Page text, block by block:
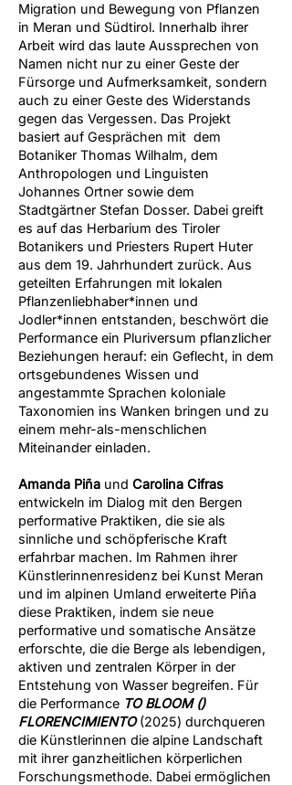
Migration und Bewegung von Pflanzen
in Meran und Südtirol. Innerhalb ihrer
Arbeit wird das laute Aussprechen von
Namen nicht nur zu einer Geste der
Fürsorge und Aufmerksamkeit, sondern
auch zu einer Geste des Widerstands
gegen das Vergessen. Das Projekt
basiert auf Gesprächen mit dem
Botaniker Thomas Wilhalm, dem
Anthropologen und Linguisten
Johannes Ortner sowie dem
Stadtgärtner Stefan Dosser. Dabei greift
es auf das Herbarium des Tiroler
Botanikers und Priesters Rupert Huter
aus dem 19. Jahrhundert zurück. Aus
geteilten Erfahrungen mit lokalen
Pflanzenliebhaber*innen und
Jodler*innen entstanden, beschwört die
Performance ein Pluriversum pflanzlicher
Beziehungen herauf: ein Geflecht, in dem
ortsgebundenes Wissen und
angestammte Sprachen koloniale
Taxonomien ins Wanken bringen und zu
einem mehr-als-menschlichen
Miteinander einladen.
Amanda Piña und Carolina Cifras
entwickeln im Dialog mit den Bergen
performative Praktiken, die sie als
sinnliche und schöpferische Kraft
erfahrbar machen. Im Rahmen ihrer
Künstlerinnenresidenz bei Kunst Meran
und im alpinen Umland erweiterte Piña
diese Praktiken, indem sie neue
performative und somatische Ansätze
erforschte, die die Berge als lebendigen,
aktiven und zentralen Körper in der
Entstehung von Wasser begreifen. Für
die Performance TO BLOOM ()
FLORENCIMIENTO(2025) durchqueren
die Künstlerinnen die alpine Landschaft
mit ihrer ganzheitlichen körperlichen
Forschungsmethode. Dabei ermöglichen